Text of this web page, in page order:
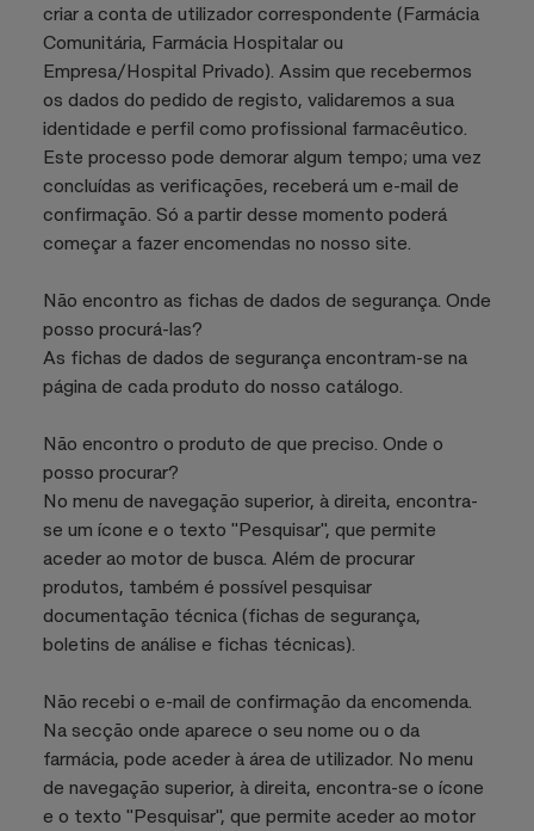
criar a conta de utilizador correspondente (Farmácia
Comunitária, Farmácia Hospitalar ou
Empresa/Hospital Privado). Assim que recebermos
os dados do pedido de registo, validaremos a sua
identidade e perfil como profissional farmacêutico.
Este processo pode demorar algum tempo; uma vez
concluídas as verificações, receberá um e-mail de
confirmação. Só a partir desse momento poderá
começar a fazer encomendas no nosso site.
Não encontro as fichas de dados de segurança. Onde
posso procurá-las?
As fichas de dados de segurança encontram-se na
página de cada produto do nosso catálogo.
Não encontro o produto de que preciso. Onde o
posso procurar?
No menu de navegação superior, à direita, encontra-
se um ícone e o texto "Pesquisar", que permite
aceder ao motor de busca. Além de procurar
produtos, também é possível pesquisar
documentação técnica (fichas de segurança,
boletins de análise e fichas técnicas).
Não recebi o e-mail de confirmação da encomenda.
Na secção onde aparece o seu nome ou o da
farmácia, pode aceder à área de utilizador. No menu
de navegação superior, à direita, encontra-se o ícone
e o texto "Pesquisar", que permite aceder ao motor